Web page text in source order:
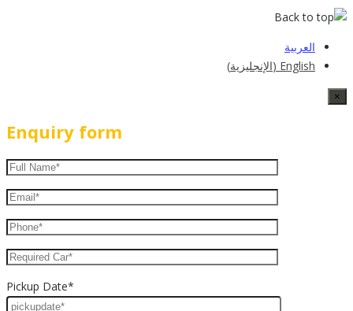
العربية
English
(الإنجليزية)
×
Enquiry form
Pickup Date*